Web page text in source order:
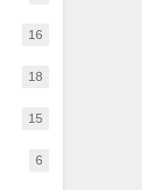
16
18
15
6